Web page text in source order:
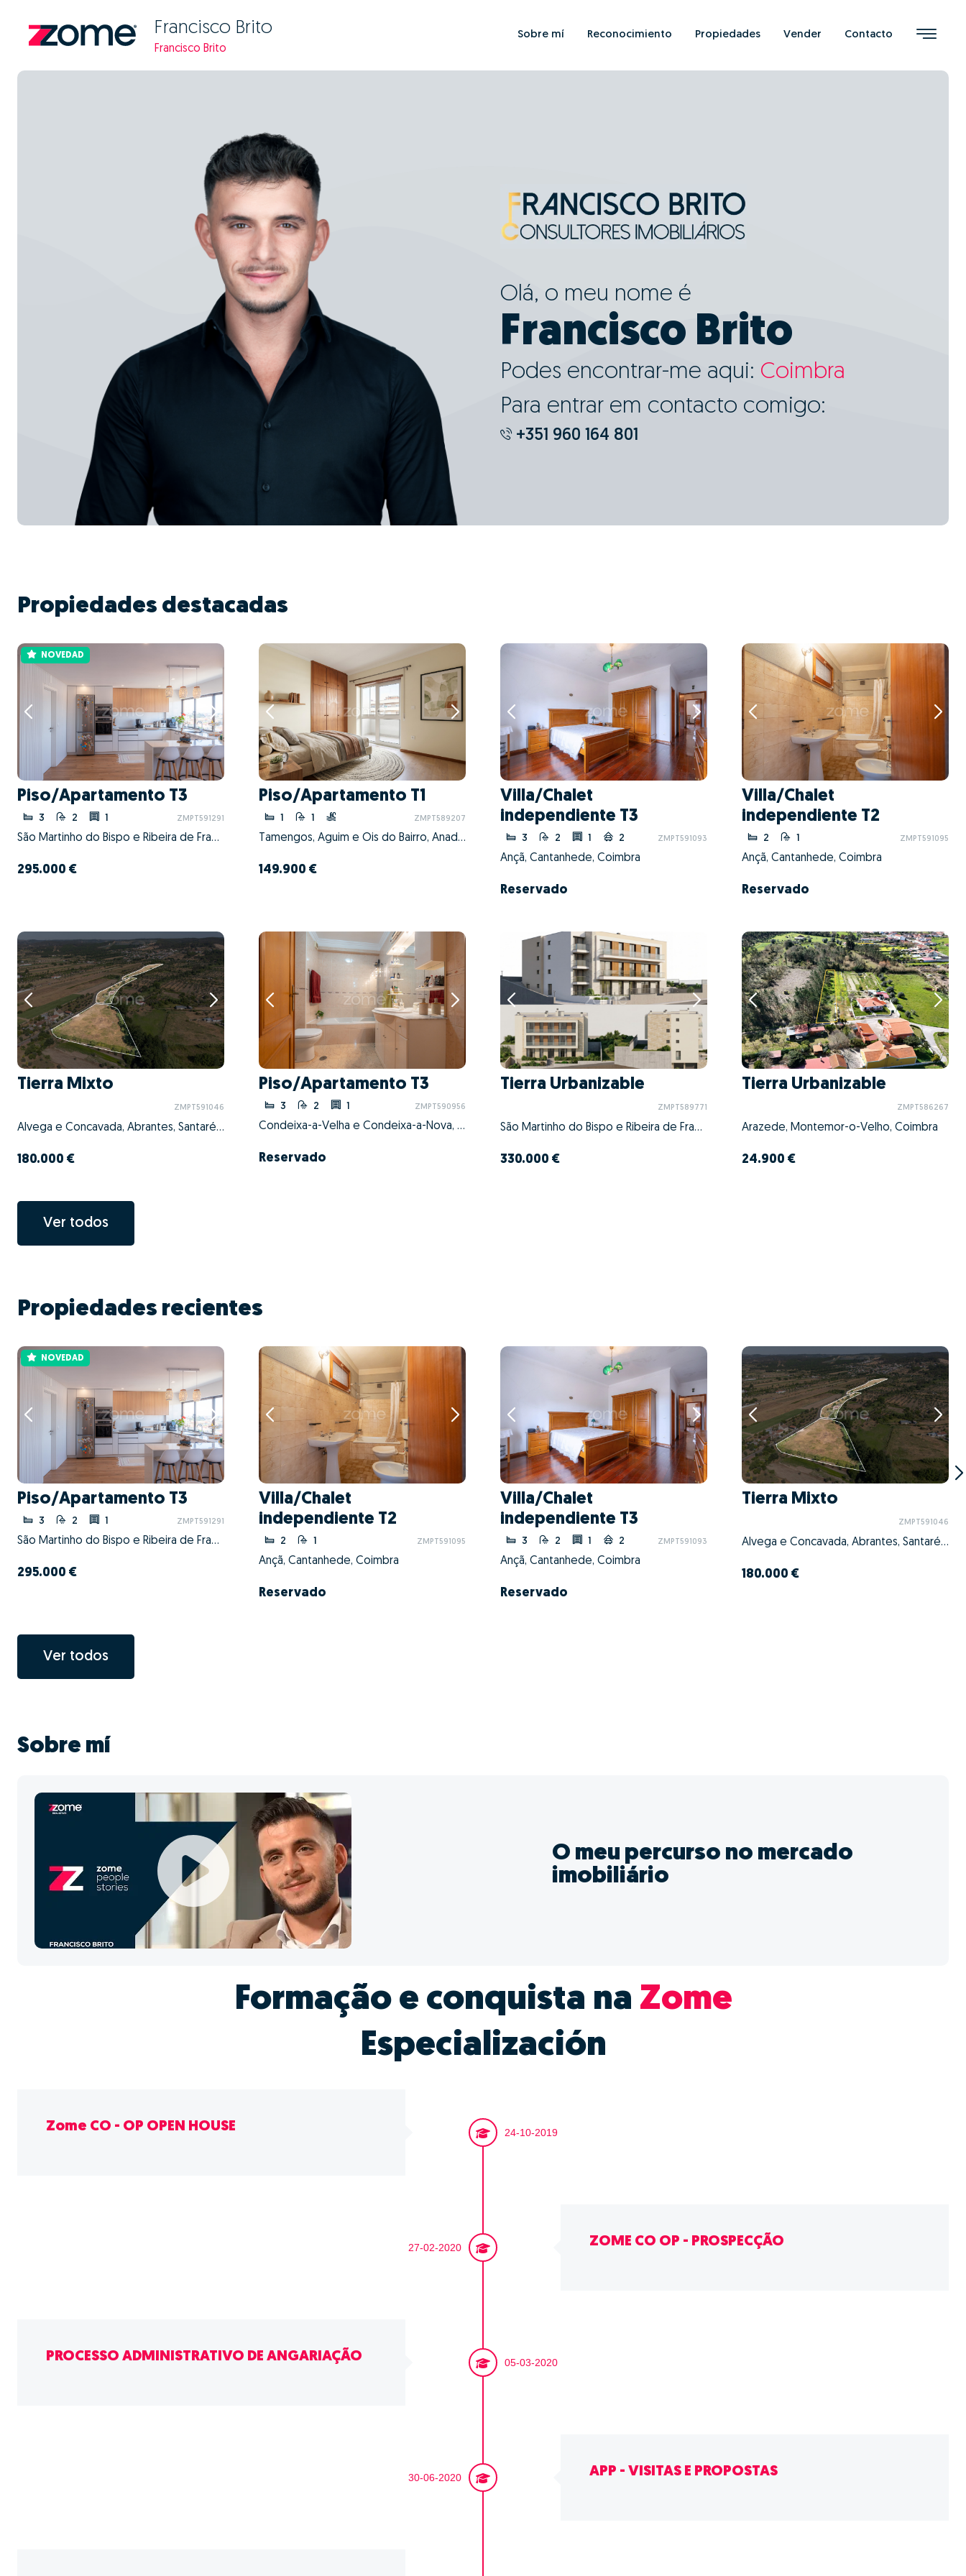
Francisco Brito
Francisco Brito
Sobre mí Reconocimiento Propiedades Vender Contacto
Olá, o meu nome é
Francisco Brito
Podes encontrar-me aqui: Coimbra
Para entrar em contacto comigo:
+351 960 164 801
Propiedades destacadas
NOVEDAD
Piso/Apartamento T3
3 2 1 ZMPT591291
São Martinho do Bispo e Ribeira de Frades, Coimbra, Coimbra
295.000 €
Piso/Apartamento T1
1 1 ZMPT589207
Tamengos, Aguim e Óis do Bairro, Anadia, Aveiro
149.900 €
Villa/Chalet
independiente T3
3 2 1 2 ZMPT591093
Ançã, Cantanhede, Coimbra
Reservado
Villa/Chalet
independiente T2
2 1 ZMPT591095
Ançã, Cantanhede, Coimbra
Reservado
Tierra Mixto
ZMPT591046
Alvega e Concavada, Abrantes, Santarém
180.000 €
Piso/Apartamento T3
3 2 1 ZMPT590956
Condeixa-a-Velha e Condeixa-a-Nova, Condeixa-a-Nova, Coimbra
Reservado
Tierra Urbanizable
ZMPT589771
São Martinho do Bispo e Ribeira de Frades, Coimbra, Coimbra
330.000 €
Tierra Urbanizable
ZMPT586267
Arazede, Montemor-o-Velho, Coimbra
24.900 €
Ver todos
Propiedades recientes
NOVEDAD
Piso/Apartamento T3
3 2 1 ZMPT591291
São Martinho do Bispo e Ribeira de Frades, Coimbra, Coimbra
295.000 €
Villa/Chalet
independiente T2
2 1 ZMPT591095
Ançã, Cantanhede, Coimbra
Reservado
Villa/Chalet
independiente T3
3 2 1 2 ZMPT591093
Ançã, Cantanhede, Coimbra
Reservado
Tierra Mixto
ZMPT591046
Alvega e Concavada, Abrantes, Santarém
180.000 €
Ver todos
Sobre mí
O meu percurso no mercado
imobiliário
Formação e conquista na Zome
Especialización
24-10-2019
Zome CO - OP OPEN HOUSE
27-02-2020 ZOME CO OP - PROSPECÇÃO
05-03-2020
PROCESSO ADMINISTRATIVO DE ANGARIAÇÃO
30-06-2020 APP - VISITAS E PROPOSTAS